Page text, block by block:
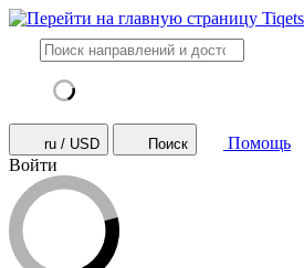
ru / USD Поиск
Помощь
Войти